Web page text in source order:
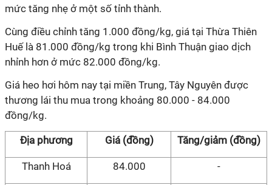
mức tăng nhẹ ở một số tỉnh thành.
Cùng điều chỉnh tăng 1.000 đồng/kg, giá tại Thừa Thiên
Huế là 81.000 đồng/kg trong khi Bình Thuận giao dịch
nhỉnh hơn ở mức 82.000 đồng/kg.
Giá heo hơi hôm nay tại miền Trung, Tây Nguyên được
thương lái thu mua trong khoảng 80.000 - 84.000
đồng/kg.
Địa phương Giá (đồng) Tăng/giảm (đồng)
Thanh Hoá 84.000 -